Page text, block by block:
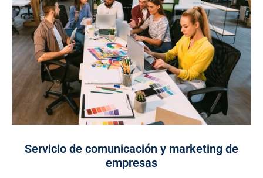
Servicio de comunicación y marketing de
empresas